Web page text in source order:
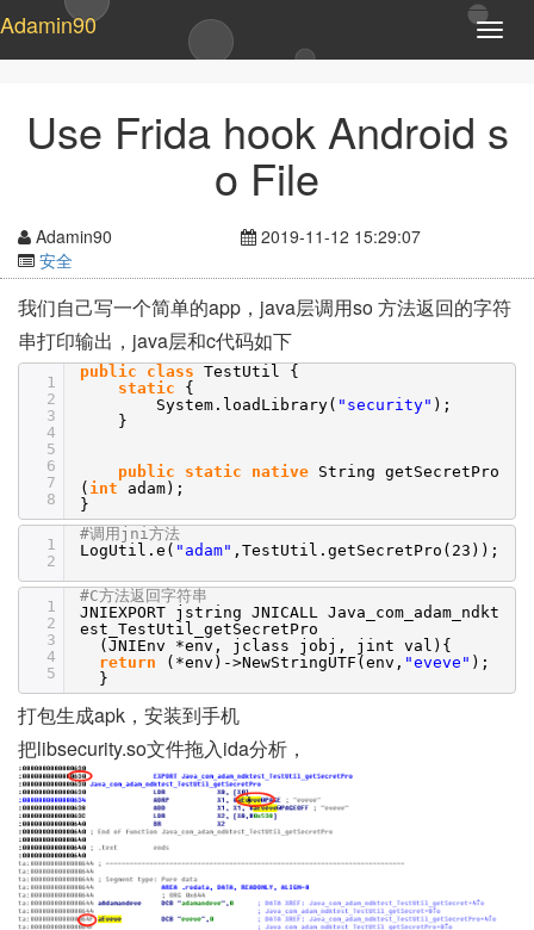
T
o
l
e
a
t
o
Adamin90
Use Frida hook Android s
o File
Adamin90
2019-11-12 15:29:07
安全
我们自己写一个简单的app，java层调用so 方法返回的字符
串打印输出，java层和c代码如下
1
2
3
4
5
6
7
8
public class TestUtil {
static
{
System.loadLibrary( "security" );
}
public static native String getSecretPro
( int
adam);
}
1
2
#调用jni方法
LogUtil.e( "adam" ,TestUtil.getSecretPro(23));
1
2
3
4
5
#C方法返回字符串
JNIEXPORT jstring JNICALL Java_com_adam_ndkt
est_TestUtil_getSecretPro
(JNIEnv *env, jclass jobj, jint val){
return
(*env)->NewStringUTF(env, "eveve" );
}
打包生成apk，安装到手机
把libsecurity.so文件拖入ida分析，